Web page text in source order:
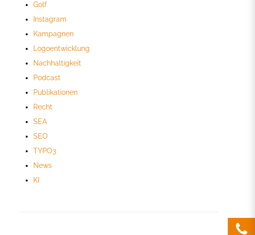
Golf
Instagram
Kampagnen
Logoentwicklung
Nachhaltigkeit
Podcast
Publikationen
Recht
SEA
SEO
TYPO3
News
KI